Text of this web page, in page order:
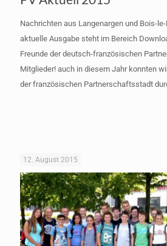
Nachrichten aus Langenargen und Bois-
aktuelle Ausgabe steht im Bereich
Freunde der deutsch-französischen
Mitglieder! auch in diesem Jahr konnten
der französischen Partnerschaftsstadt
12. August 2015